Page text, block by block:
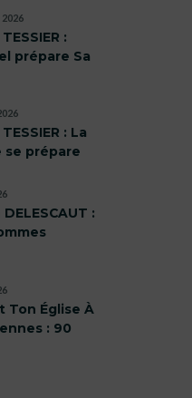
:
prépare Sa
2026
: La
se prépare
:
Ton Église À
: 90